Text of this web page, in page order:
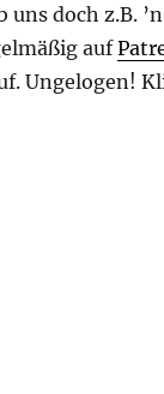
doch z.B.
auf
Ungelogen!